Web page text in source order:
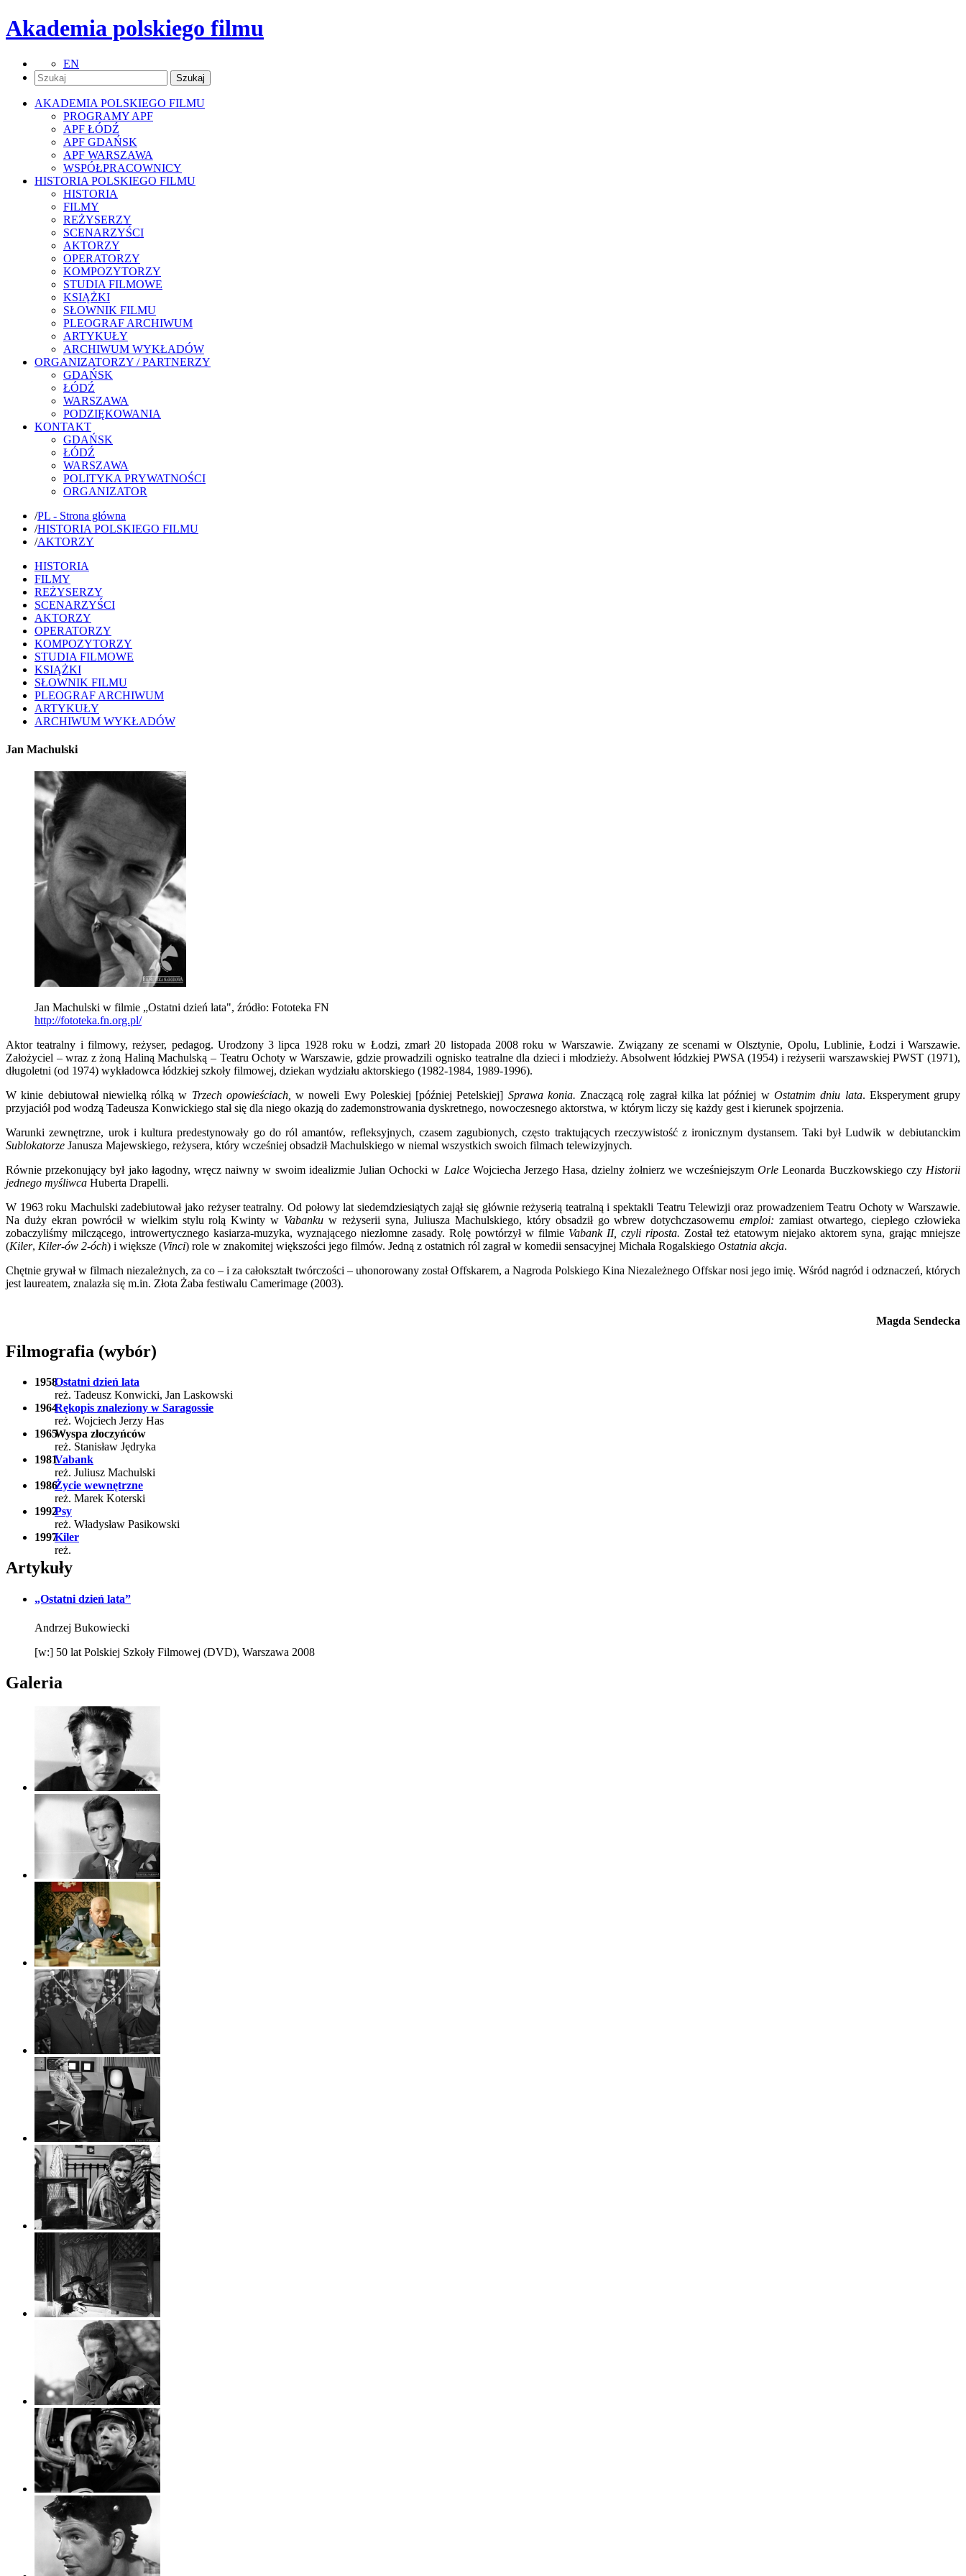
Akademia polskiego filmu
EN
AKADEMIA POLSKIEGO FILMU
PROGRAMY APF
APF ŁÓDŹ
APF GDAŃSK
APF WARSZAWA
WSPÓŁPRACOWNICY
HISTORIA POLSKIEGO FILMU
HISTORIA
FILMY
REŻYSERZY
SCENARZYŚCI
AKTORZY
OPERATORZY
KOMPOZYTORZY
STUDIA FILMOWE
KSIĄŻKI
SŁOWNIK FILMU
PLEOGRAF ARCHIWUM
ARTYKUŁY
ARCHIWUM WYKŁADÓW
ORGANIZATORZY / PARTNERZY
GDAŃSK
ŁÓDŹ
WARSZAWA
PODZIĘKOWANIA
KONTAKT
GDAŃSK
ŁÓDŹ
WARSZAWA
POLITYKA PRYWATNOŚCI
ORGANIZATOR
/PL - Strona główna
/HISTORIA POLSKIEGO FILMU
/AKTORZY
HISTORIA
FILMY
REŻYSERZY
SCENARZYŚCI
AKTORZY
OPERATORZY
KOMPOZYTORZY
STUDIA FILMOWE
KSIĄŻKI
SŁOWNIK FILMU
PLEOGRAF ARCHIWUM
ARTYKUŁY
ARCHIWUM WYKŁADÓW
Jan Machulski
Jan Machulski w filmie „Ostatni dzień lata", źródło: Fototeka FN
http://fototeka.fn.org.pl/
Aktor teatralny i filmowy, reżyser, pedagog. Urodzony 3 lipca 1928 roku w Łodzi, zmarł 20 listopada 2008 roku w Warszawie. Związany ze scenami w Olsztynie, Opolu, Lublinie, Łodzi i Warszawie.
Założyciel – wraz z żoną Haliną Machulską – Teatru Ochoty w Warszawie, gdzie prowadzili ognisko teatralne dla dzieci i młodzieży. Absolwent łódzkiej PWSA (1954) i reżyserii warszawskiej PWST (1971),
długoletni (od 1974) wykładowca łódzkiej szkoły filmowej, dziekan wydziału aktorskiego (1982-1984, 1989-1996).
W kinie debiutował niewielką rólką w Trzech opowieściach,w noweli Ewy Poleskiej [później Petelskiej] Sprawa konia.Znaczącą rolę zagrał kilka lat później wOstatnim dniu lata. Eksperyment grupy
przyjaciół pod wodzą Tadeusza Konwickiego stał się dla niego okazją do zademonstrowania dyskretnego, nowoczesnego aktorstwa, w którym liczy się każdy gest i kierunek spojrzenia.
Warunki zewnętrzne, urok i kultura predestynowały go do ról amantów, refleksyjnych, czasem zagubionych, często traktujących rzeczywistość z ironicznym dystansem. Taki był Ludwik w debiutanckim
Sublokatorze Janusza Majewskiego, reżysera, który wcześniej obsadził Machulskiego w niemal wszystkich swoich filmach telewizyjnych.
Równie przekonujący był jako łagodny, wręcz naiwny w swoim idealizmie Julian Ochocki w Lalce Wojciecha Jerzego Hasa, dzielny żołnierz we wcześniejszymOrle Leonarda Buczkowskiego czyHistorii
jednego myśliwca Huberta Drapelli.
W 1963 roku Machulski zadebiutował jako reżyser teatralny. Od połowy lat siedemdziesiątych zajął się głównie reżyserią teatralną i spektakli Teatru Telewizji oraz prowadzeniem Teatru Ochoty w Warszawie.
Na duży ekran powrócił w wielkim stylu rolą Kwinty w Vabankuw reżyserii syna, Juliusza Machulskiego, który obsadził go wbrew dotychczasowemuemploi: zamiast otwartego, ciepłego człowieka
zobaczyliśmy milczącego, introwertycznego kasiarza-muzyka, wyznającego niezłomne zasady. Rolę powtórzył w filmie Vabank II, czyli riposta. Został też etatowym niejako aktorem syna, grając mniejsze
(Kiler, Kiler-ów 2-óch) i większe (Vinci) role w znakomitej większości jego filmów. Jedną z ostatnich ról zagrał w komedii sensacyjnej Michała Rogalskiego Ostatnia akcja.
Chętnie grywał w filmach niezależnych, za co – i za całokształt twórczości – uhonorowany został Offskarem, a Nagroda Polskiego Kina Niezależnego Offskar nosi jego imię. Wśród nagród i odznaczeń, których
jest laureatem, znalazła się m.in. Złota Żaba festiwalu Camerimage (2003).
Magda Sendecka
Filmografia (wybór)
1958Ostatni dzień lata
reż. Tadeusz Konwicki, Jan Laskowski
1964Rękopis znaleziony w Saragossie
reż. Wojciech Jerzy Has
1965Wyspa złoczyńców
reż. Stanisław Jędryka
1981Vabank
reż. Juliusz Machulski
1986Życie wewnętrzne
reż. Marek Koterski
1992Psy
reż. Władysław Pasikowski
1997Kiler
reż.
Artykuły
„Ostatni dzień lata”
Andrzej Bukowiecki
[w:] 50 lat Polskiej Szkoły Filmowej (DVD), Warszawa 2008
Galeria